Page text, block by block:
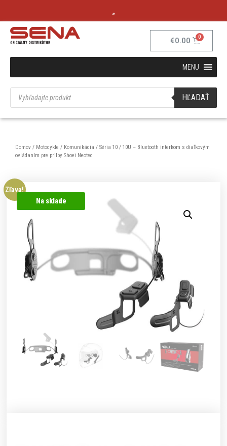
„
€0.00
MENU
HĽADAŤ
Domov / Motocykle / Komunikácia / Séria 10 / 10U – Bluetooth interkom s diaľkovým
ovládaním pre prilby Shoei Neotec
Zľava!
Na sklade